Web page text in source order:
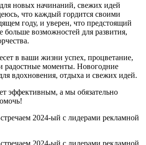
новых начинаний, свежих идей
что каждый гордится своими
году, и уверен, что предстоящий
больше возможностей для развития,
в ваши жизни успех, процветание,
радостные моменты. Новогодние
вдохновения, отдыха и свежих идей.
эффективным, а мы обязательно